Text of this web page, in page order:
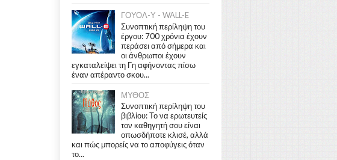
ΓΟΥΟΛ-Υ - WALL-E
Συνοπτική περίληψη του
έργου: 700 χρόνια έχουν
περάσει από σήμερα και
οι άνθρωποι έχουν
εγκαταλείψει τη Γη αφήνοντας πίσω
έναν απέραντο σκου...
ΜΥΘΟΣ
Συνοπτική περίληψη του
βιβλίου: Το να ερωτευτείς
τον καθηγητή σου είναι
οπωσδήποτε κλισέ, αλλά
και πώς μπορείς να το αποφύγεις όταν
το...